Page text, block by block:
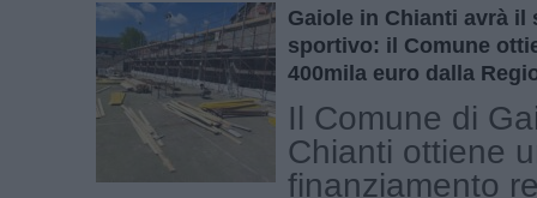
Gaiole in Chianti avrà il
sportivo: il Comune
400mila euro dalla
Il Comune di
Chianti ottiene
finanziamento